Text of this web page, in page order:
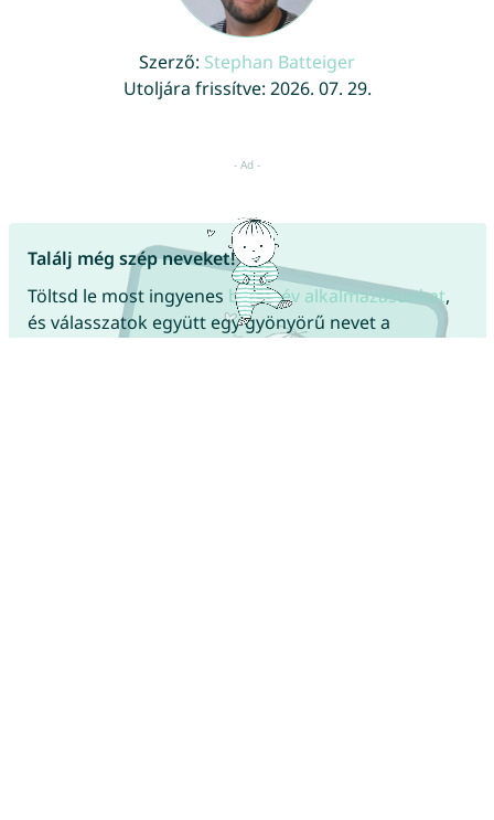
Szerző: Stephan Batteiger
Utoljára frissítve: 2026. 07. 29.
Találj még szép neveket!
Töltsd le most ingyenes babanév alkalmazásunkat,
és válasszatok együtt egy gyönyörű nevet a